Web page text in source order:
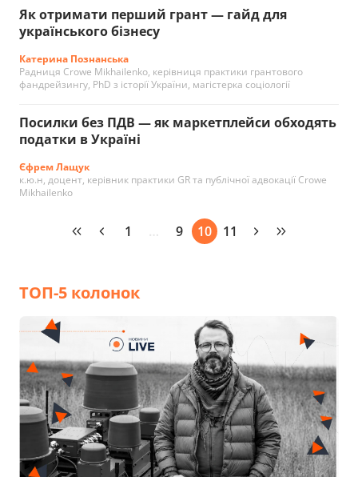
Як отримати перший грант — гайд для
українського бізнесу
Катерина Познанська
Радниця Crowe Mikhailenko, керівниця практики грантового
фандрейзингу, PhD з історії України, магістерка соціології
Посилки без ПДВ — як маркетплейси обходять
податки в Україні
Єфрем Лащук
к.ю.н, доцент, керівник практики GR та публічної адвокації Crowe
Mikhailenko
1 … 9 10 11
ТОП-5 колонок